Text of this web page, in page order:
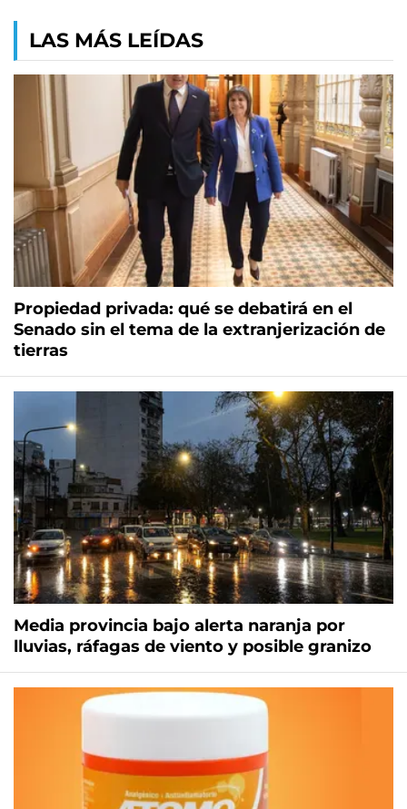
LAS MÁS LEÍDAS
Propiedad privada: qué se debatirá en el
Senado sin el tema de la extranjerización de
tierras
Media provincia bajo alerta naranja por
lluvias, ráfagas de viento y posible granizo